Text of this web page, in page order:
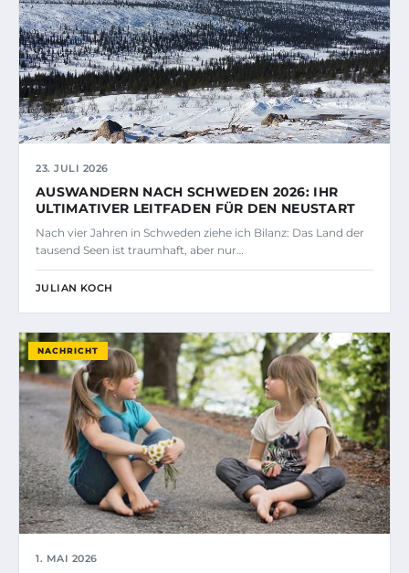
23. JULI 2026
AUSWANDERN NACH SCHWEDEN 2026: IHR
ULTIMATIVER LEITFADEN FÜR DEN NEUSTART
Nach vier Jahren in Schweden ziehe ich Bilanz: Das Land der
tausend Seen ist traumhaft, aber nur…
JULIAN KOCH
NACHRICHT
1. MAI 2026